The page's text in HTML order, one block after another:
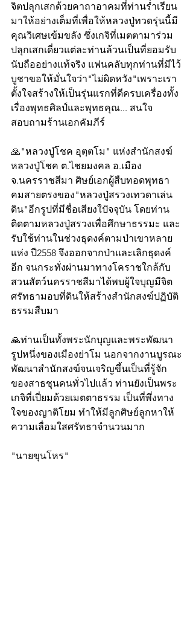
จิตปลุกเสกด้วยคาถาอาคมที่ท่านร่ำเรียน
มาให้อย่างเต็มที่เพื่อให้หลวงปู่ทวดรุ่นนี้มี
คุณวิเศษเข้มขลัง ซึ่งเกจิที่เมตตามาร่วม
ปลุกเสกเดี่ยวแต่ละท่านล้วนเป็นที่ยอมรับ
นับถืออย่างแท้จริง แฟนคลับทุกท่านที่มีไว้
บูชาขอให้มั่นใจว่า"ไม่ผิดหวัง"เพราะเรา
ตั้งใจสร้างให้เป็นรุ่นแรกที่ดีครบเครื่องทั้ง
เรื่องพุทธศิลป์และพุทธคุณ... สนใจ
สอบถามร้านเอกคัมภีร์
🙏"หลวงปู่โชค อุตฺตโม" แห่งสำนักสงฆ์
หลวงปู่โชค ต.ไชยมงคล อ.เมือง
จ.นครราชสีมา ศิษย์เอกผู้สืบทอดพุทธา
คมสายตรงของ"หลวงปู่สรวงเทวดาเล่น
ดิน"อีกรูปที่มีชื่อเสียงใปัจจุบัน โดยท่าน
ติดตามหลวงปู่สรวงเพื่อศึกษาธรรมะ และ
รับใช้ท่านในช่วงธุดงค์ตามป่าเขาหลาย
แห่ง ปี2558 จึงออกจากป่าและเลิกธุดงค์
อีก จนกระทั่งผ่านมาทางโคราชใกล้กับ
สวนสัตว์นครราชสีมาได้พบผู้ใจบุญมีจิต
ศรัทธามอบที่ดินให้สร้างสำนักสงฆ์ปฏิบัติ
ธรรมสืบมา
🙏ท่านเป็นทั้งพระนักบุญและพระพัฒนา
รูปหนึ่งของเมืองย่าโม นอกจากงานบูรณะ
พัฒนาสำนักสงฆ์จนเจริญขึ้นเป็นที่รู้จัก
ของสาธชุนคนทั่วไปแล้ว ท่านยังเป็นพระ
เกจิที่เปี่ยมด้วยเมตตาธรรม เป็นที่พึ่งทาง
ใจของญาติโยม ทำให้มีลูกศิษย์ลูกหาให้
ความเลื่อมใสศรัทธาจำนวนมาก
"นายขุนโหร"